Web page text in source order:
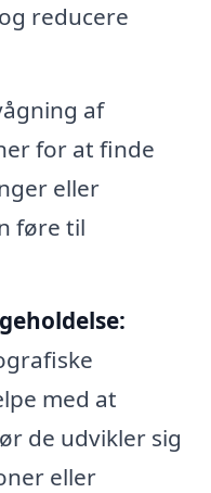
reducere
af
for at finde
eller
føre til
med at
de udvikler sig
eller